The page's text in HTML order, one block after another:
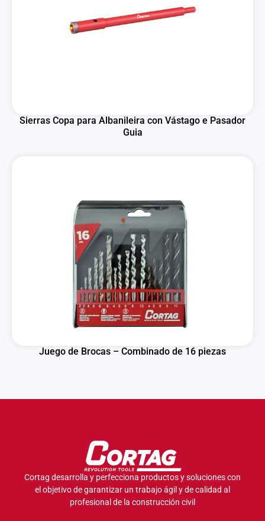
Sierras Copa para Albanileira con Vástago e Pasador
Guia
Juego de Brocas – Combinado de 16 piezas
Cortag desarrolla y perfecciona productos y soluciones con
el objetivo de garantizar un trabajo ágil y de calidad al
profesional de la construcción civil